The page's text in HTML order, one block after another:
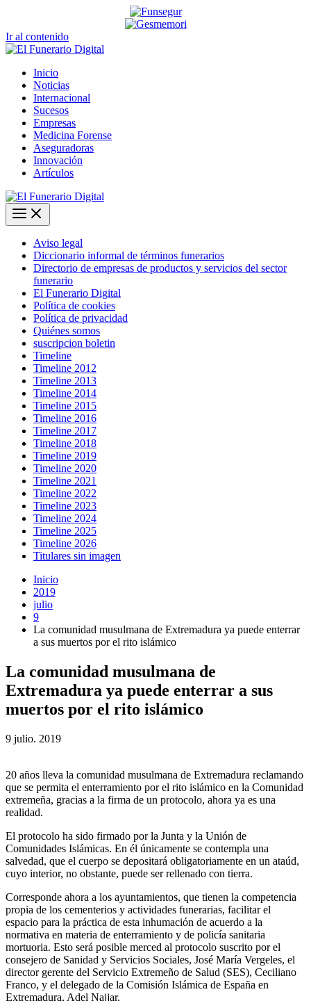
Ir al contenido
Inicio
Noticias
Internacional
Sucesos
Empresas
Medicina Forense
Aseguradoras
Innovación
Artículos
Aviso legal
Diccionario informal de términos funerarios
Directorio de empresas de productos y servicios del sector
funerario
El Funerario Digital
Política de cookies
Política de privacidad
Quiénes somos
suscripcion boletin
Timeline
Timeline 2012
Timeline 2013
Timeline 2014
Timeline 2015
Timeline 2016
Timeline 2017
Timeline 2018
Timeline 2019
Timeline 2020
Timeline 2021
Timeline 2022
Timeline 2023
Timeline 2024
Timeline 2025
Timeline 2026
Titulares sin imagen
Inicio
2019
julio
9
La comunidad musulmana de Extremadura ya puede enterrar
a sus muertos por el rito islámico
La comunidad musulmana de
Extremadura ya puede enterrar a sus
muertos por el rito islámico
9 julio. 2019
20 años lleva la comunidad musulmana de Extremadura reclamando
que se permita el enterramiento por el rito islámico en la Comunidad
extremeña, gracias a la firma de un protocolo, ahora ya es una
realidad.
El protocolo ha sido firmado por la Junta y la Unión de
Comunidades Islámicas. En él únicamente se contempla una
salvedad, que el cuerpo se depositará obligatoriamente en un ataúd,
cuyo interior, no obstante, puede ser rellenado con tierra.
Corresponde ahora a los ayuntamientos, que tienen la competencia
propia de los cementerios y actividades funerarias, facilitar el
espacio para la práctica de esta inhumación de acuerdo a la
normativa en materia de enterramiento y de policía sanitaria
mortuoria. Esto será posible merced al protocolo suscrito por el
consejero de Sanidad y Servicios Sociales, José María Vergeles, el
director gerente del Servicio Extremeño de Salud (SES), Ceciliano
Franco, y el delegado de la Comisión Islámica de España en
Extremadura, Adel Najjar.